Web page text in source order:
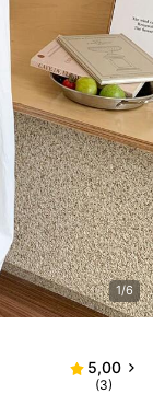
1/6
5,00
(3)